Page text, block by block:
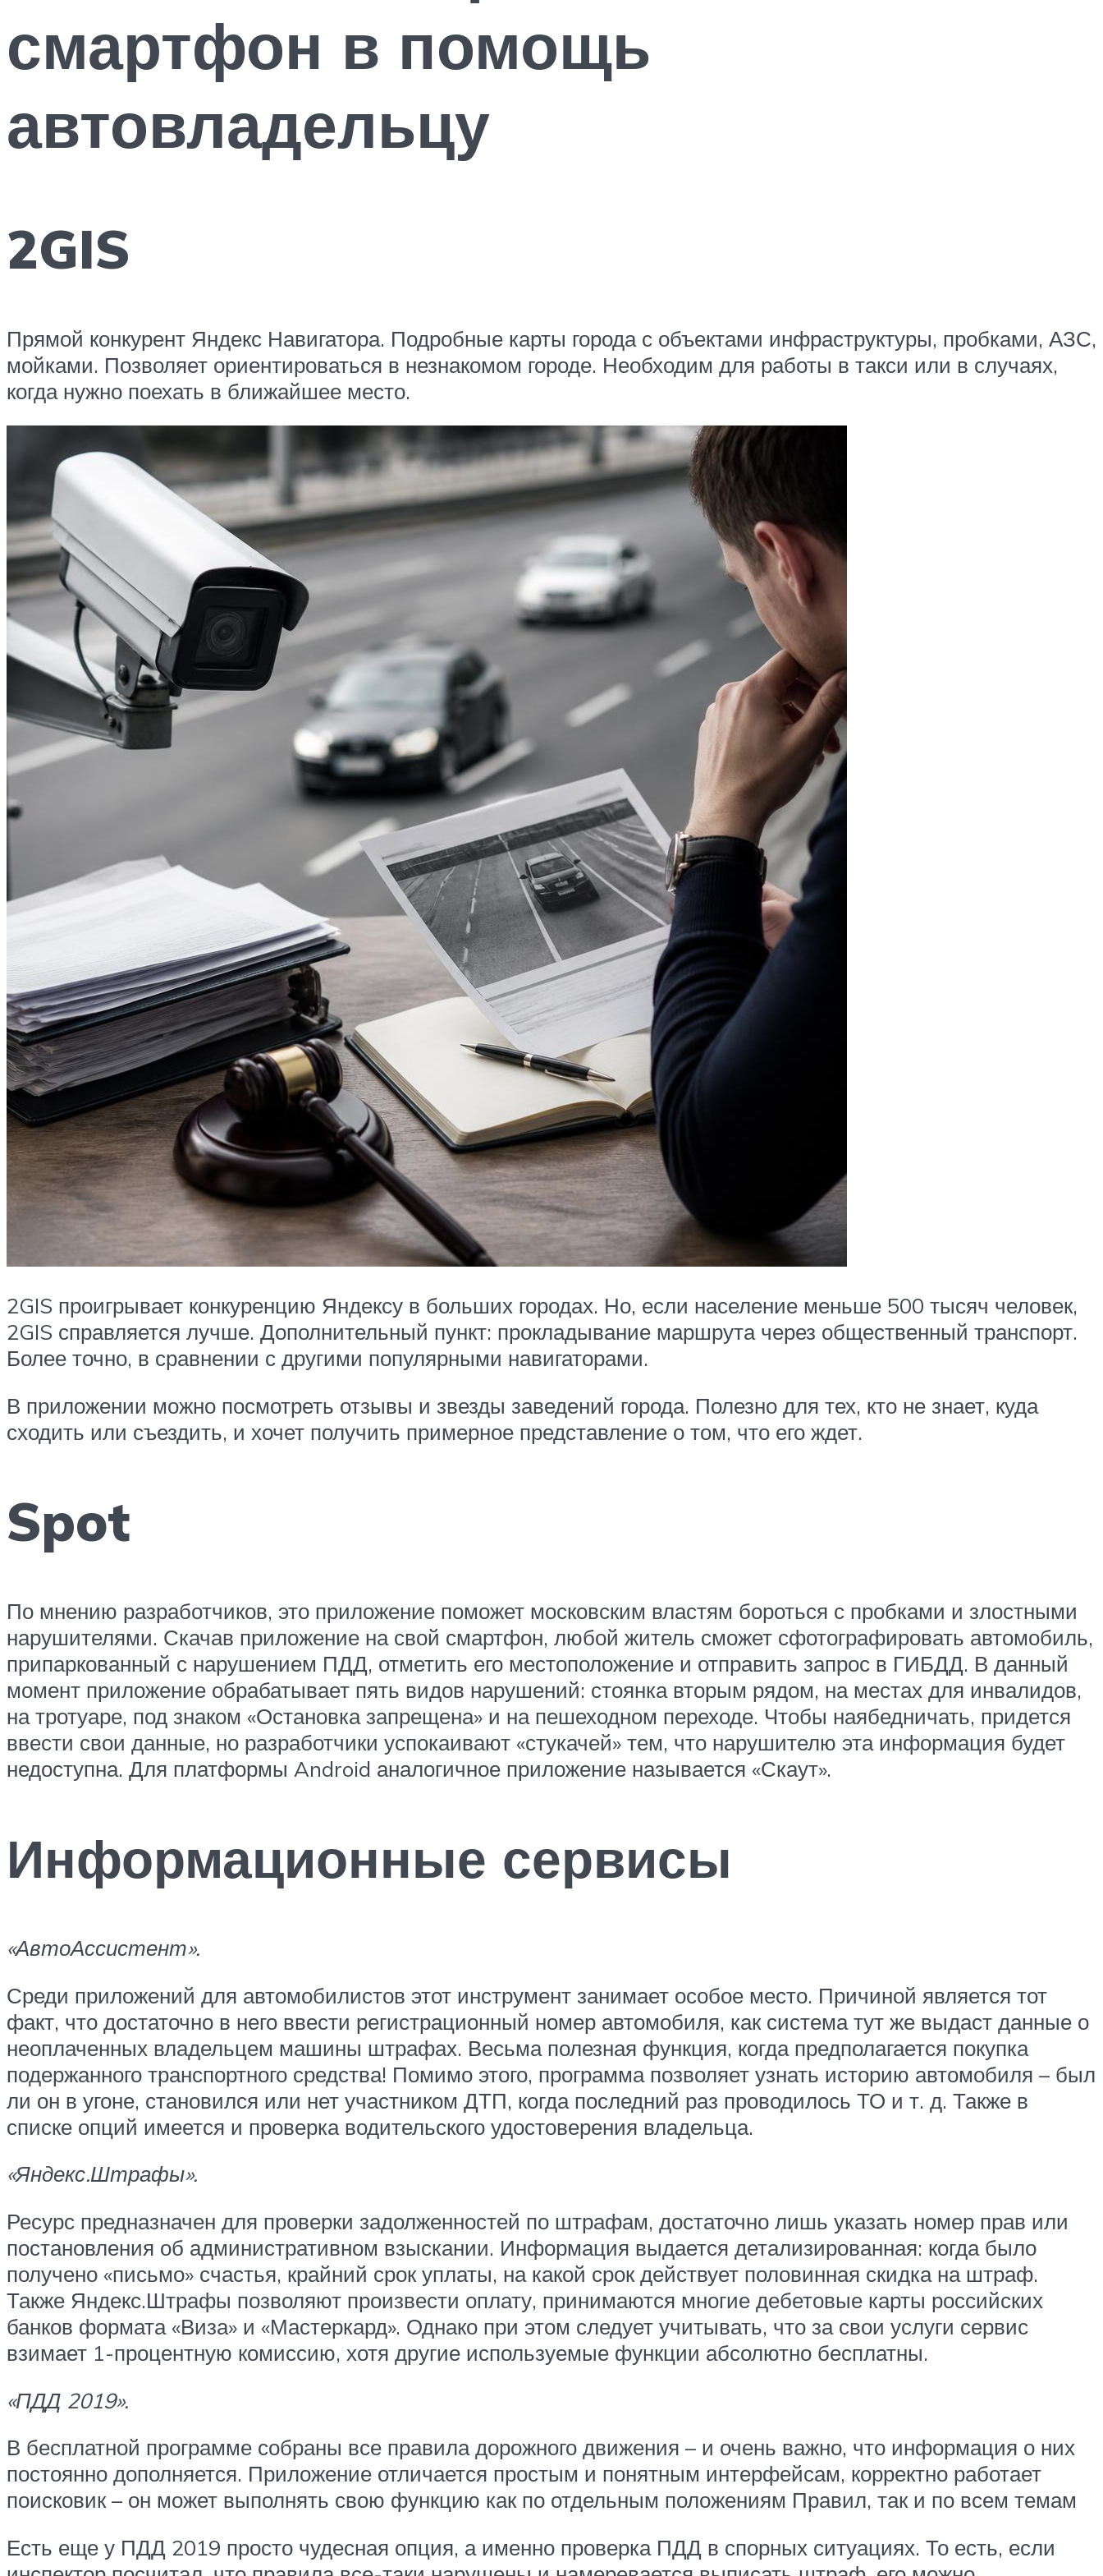
смартфон в помощь
автовладельцу
2GIS
Прямой конкурент Яндекс Навигатора. Подробные карты города с объектами инфраструктуры, пробками, АЗС,
мойками. Позволяет ориентироваться в незнакомом городе. Необходим для работы в такси или в случаях,
когда нужно поехать в ближайшее место.
2GIS проигрывает конкуренцию Яндексу в больших городах. Но, если население меньше 500 тысяч человек,
2GIS справляется лучше. Дополнительный пункт: прокладывание маршрута через общественный транспорт.
Более точно, в сравнении с другими популярными навигаторами.
В приложении можно посмотреть отзывы и звезды заведений города. Полезно для тех, кто не знает, куда
сходить или съездить, и хочет получить примерное представление о том, что его ждет.
Spot
По мнению разработчиков, это приложение поможет московским властям бороться с пробками и злостными
нарушителями. Скачав приложение на свой смартфон, любой житель сможет сфотографировать автомобиль,
припаркованный с нарушением ПДД, отметить его местоположение и отправить запрос в ГИБДД. В данный
момент приложение обрабатывает пять видов нарушений: стоянка вторым рядом, на местах для инвалидов,
на тротуаре, под знаком «Остановка запрещена» и на пешеходном переходе. Чтобы наябедничать, придется
ввести свои данные, но разработчики успокаивают «стукачей» тем, что нарушителю эта информация будет
недоступна. Для платформы Android аналогичное приложение называется «Скаут».
Информационные сервисы
«АвтоАссистент».
Среди приложений для автомобилистов этот инструмент занимает особое место. Причиной является тот
факт, что достаточно в него ввести регистрационный номер автомобиля, как система тут же выдаст данные о
неоплаченных владельцем машины штрафах. Весьма полезная функция, когда предполагается покупка
подержанного транспортного средства! Помимо этого, программа позволяет узнать историю автомобиля – был
ли он в угоне, становился или нет участником ДТП, когда последний раз проводилось ТО и т. д. Также в
списке опций имеется и проверка водительского удостоверения владельца.
«Яндекс.Штрафы».
Ресурс предназначен для проверки задолженностей по штрафам, достаточно лишь указать номер прав или
постановления об административном взыскании. Информация выдается детализированная: когда было
получено «письмо» счастья, крайний срок уплаты, на какой срок действует половинная скидка на штраф.
Также Яндекс.Штрафы позволяют произвести оплату, принимаются многие дебетовые карты российских
банков формата «Виза» и «Мастеркард». Однако при этом следует учитывать, что за свои услуги сервис
взимает 1-процентную комиссию, хотя другие используемые функции абсолютно бесплатны.
«ПДД 2019».
В бесплатной программе собраны все правила дорожного движения – и очень важно, что информация о них
постоянно дополняется. Приложение отличается простым и понятным интерфейсам, корректно работает
поисковик – он может выполнять свою функцию как по отдельным положениям Правил, так и по всем темам
Есть еще у ПДД 2019 просто чудесная опция, а именно проверка ПДД в спорных ситуациях. То есть, если